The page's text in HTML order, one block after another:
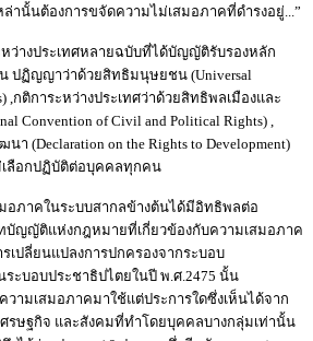
ล่านั้นต้องการขจัดความไม่เสมอภาคที่ดำรงอยู่...”
างประเทศหลายฉบับที่ได้บัญญัติรับรองหลัก
ปฏิญญาว่าด้วยสิทธิมนุษยชน (Universal
,กติการะหว่างประเทศว่าด้วยสิทธิพลเมืองและ
Convention of Civil and Political Rights) ,
(Declaration on the Rights to Development)
ลือกปฏิบัติต่อบุคคลทุกคน
ภาคในระบบสากลข้างต้นได้มีอิทธิพลต่อ
บัญญัติแห่งกฎหมายที่เกี่ยวข้องกับความเสมอภาค
เปลี่ยนแปลงการปกครองจากระบอบ
ะบอบประชาธิปไตยในปี พ.ศ.2475 นั้น
ามเสมอภาคมาใช้แต่ประการใดซึ่งเห็นได้จาก
ศรษฐกิจ และสังคมที่ทำโดยบุคคลบางกลุ่มเท่านั้น